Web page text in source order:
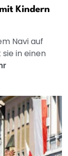
Kindern
Navi auf
in einen